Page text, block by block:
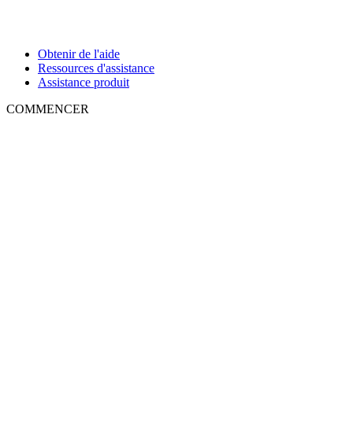
Obtenir de l'aide
Ressources d'assistance
Assistance produit
COMMENCER